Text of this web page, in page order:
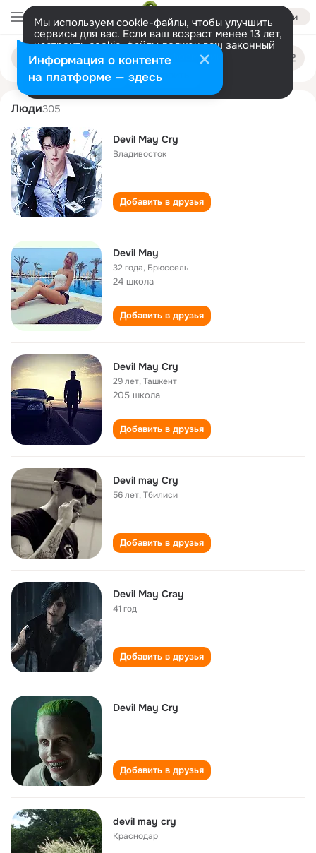
Войти
Мы используем cookie-файлы, чтобы улучшить
сервисы для вас. Если ваш возраст менее 13 лет,
настроить cookie-файлы должен ваш законный
представитель. Больше информации
Разрешить все Настроить
Поиск
людям
devil may
Люди305
Devil May Cry
Владивосток
Добавить в друзья
Devil May
32 года, Брюссель
24 школа
Добавить в друзья
Devil May Cry
29 лет,Ташкент
205 школа
Добавить в друзья
Devil may Cry
56 лет,Тбилиси
Добавить в друзья
Devil May Cray
41 год
Добавить в друзья
Devil May Cry
Добавить в друзья
devil may cry
Краснодар
Информация о контенте
на платформе — здесь